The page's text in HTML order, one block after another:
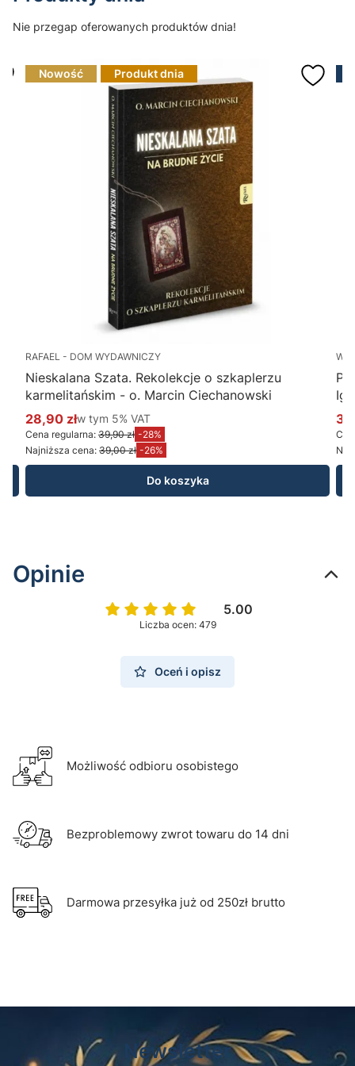
Nie przegap oferowanych produktów dnia!
Nowość Produkt dnia
RAFAEL - DOM WYDAWNICZY
Nieskalana Szata. Rekolekcje o szkaplerzu
karmelitańskim - o. Marcin Ciechanowski
Cena promocyjna brutto
28,90 złw tym %s VAT
w tym 5% VAT
Cena regularna: 39,90 zł -28%
Najniższa cena: 39,00 zł -26%
Do koszyka
Opinie
5.00
Liczba ocen: 479
Oceń i opisz
Możliwość odbioru osobistego
Bezproblemowy zwrot towaru do 14 dni
Darmowa przesyłka już od 250zł brutto
Newsletter